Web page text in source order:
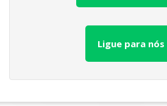
Ligue para nós